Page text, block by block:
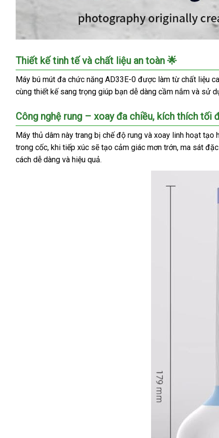
Máy
bú
mút
AD33E-
0
năng
thích
cậu
nhỏ
Thiết kế tinh tế và chất liệu an toàn 🌟
Máy bú mút đa chức năng AD33E-0 được làm từ chất liệu
cùng thiết kế sang trọng giúp bạn dễ dàng cầm nắm và sử
Công nghệ rung – xoay đa chiều, kích thích tối
Máy thủ dâm này trang bị chế độ rung và xoay linh hoạt
trong cốc, khi tiếp xúc sẽ tạo cảm giác mơn trớn, ma sát
cách dễ dàng và hiệu quả.